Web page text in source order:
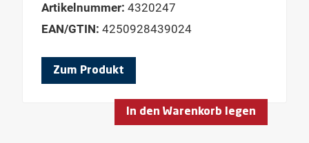
Artikelnummer: 4320247
EAN/GTIN: 4250928439024
Zum Produkt
In den Warenkorb legen